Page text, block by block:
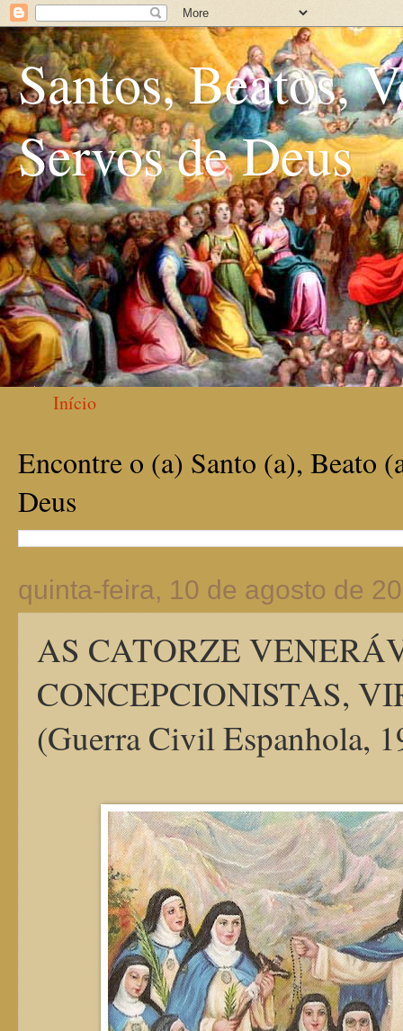
Santos, Beatos,
Servos de Deus
Início
Encontre o (a) Santo (a), Beato
Deus
quinta-feira, 10 de agosto de
AS CATORZE
CONCEPCIONISTAS,
(Guerra Civil Espanhola,